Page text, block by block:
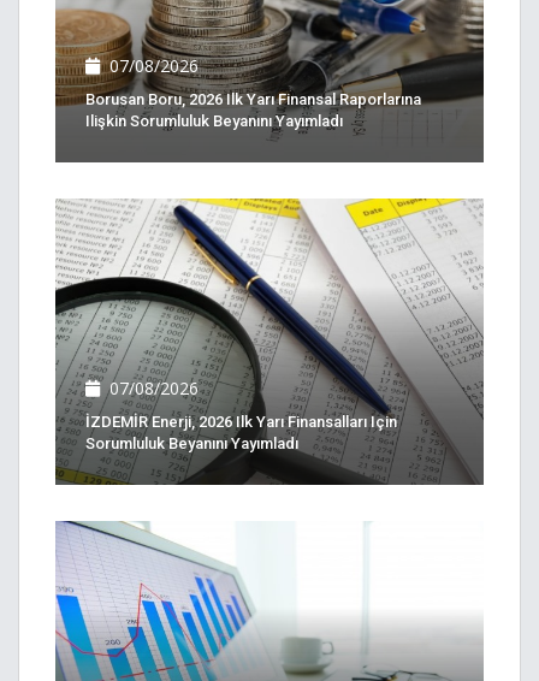
07/08/2026
Borusan Boru, 2026 Ilk Yarı Finansal Raporlarına
Ilişkin Sorumluluk Beyanını Yayımladı
07/08/2026
İZDEMİR Enerji, 2026 Ilk Yarı Finansalları Için
Sorumluluk Beyanını Yayımladı